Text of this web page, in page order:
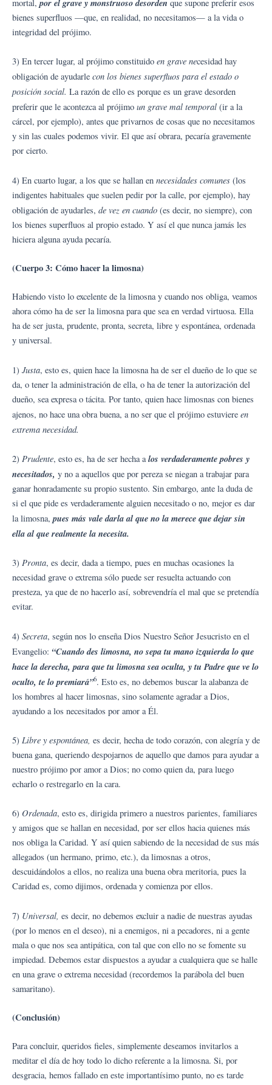
mortal,por el grave y monstruoso desorden que supone preferir esos
bienes superfluos —que, en realidad, no necesitamos— a la vida o
integridad del prójimo.
3) En tercer lugar, al prójimo constituido en grave necesidad hay
obligación de ayudarle con los bienes superfluos para el estado o
posición social. La razón de ello es porque es un grave desorden
preferir que le acontezca al prójimo un grave mal temporal (ir a la
cárcel, por ejemplo), antes que privarnos de cosas que no necesitamos
y sin las cuales podemos vivir. El que así obrara, pecaría gravemente
por cierto.
4) En cuarto lugar, a los que se hallan en necesidades comunes (los
indigentes habituales que suelen pedir por la calle, por ejemplo), hay
obligación de ayudarles, de vez en cuando (es decir, no siempre), con
los bienes superfluos al propio estado. Y así el que nunca jamás les
hiciera alguna ayuda pecaría.
(Cuerpo 3: Cómo hacer la limosna)
Habiendo visto lo excelente de la limosna y cuando nos obliga, veamos
ahora cómo ha de ser la limosna para que sea en verdad virtuosa. Ella
ha de ser justa, prudente, pronta, secreta, libre y espontánea, ordenada
y universal.
1) Justa, esto es, quien hace la limosna ha de ser el dueño de lo que se
da, o tener la administración de ella, o ha de tener la autorización del
dueño, sea expresa o tácita. Por tanto, quien hace limosnas con bienes
ajenos, no hace una obra buena, a no ser que el prójimo estuviere en
extrema necesidad.
2) Prudente, esto es, ha de ser hecha alos verdaderamente pobres y
necesitados, y no a aquellos que por pereza se niegan a trabajar para
ganar honradamente su propio sustento. Sin embargo, ante la duda de
si el que pide es verdaderamente alguien necesitado o no, mejor es dar
la limosna,pues más vale darla al que no la merece que dejar sin
ella al que realmente la necesita.
3) Pronta, es decir, dada a tiempo, pues en muchas ocasiones la
necesidad grave o extrema sólo puede ser resuelta actuando con
presteza, ya que de no hacerlo así, sobrevendría el mal que se pretendía
evitar.
4) Secreta, según nos lo enseña Dios Nuestro Señor Jesucristo en el
Evangelio: “Cuando des limosna, no sepa tu mano izquierda lo que
hace la derecha, para que tu limosna sea oculta, y tu Padre que ve lo
oculto, te lo premiará”6. Esto es, no debemos buscar la alabanza de
los hombres al hacer limosnas, sino solamente agradar a Dios,
ayudando a los necesitados por amor a Él.
5) Libre y espontánea, es decir, hecha de todo corazón, con alegría y de
buena gana, queriendo despojarnos de aquello que damos para ayudar a
nuestro prójimo por amor a Dios; no como quien da, para luego
echarlo o restregarlo en la cara.
6) Ordenada, esto es, dirigida primero a nuestros parientes, familiares
y amigos que se hallan en necesidad, por ser ellos hacia quienes más
nos obliga la Caridad. Y así quien sabiendo de la necesidad de sus más
allegados (un hermano, primo, etc.), da limosnas a otros,
descuidándolos a ellos, no realiza una buena obra meritoria, pues la
Caridad es, como dijimos, ordenada y comienza por ellos.
7) Universal, es decir, no debemos excluir a nadie de nuestras ayudas
(por lo menos en el deseo), ni a enemigos, ni a pecadores, ni a gente
mala o que nos sea antipática, con tal que con ello no se fomente su
impiedad. Debemos estar dispuestos a ayudar a cualquiera que se halle
en una grave o extrema necesidad (recordemos la parábola del buen
samaritano).
(Conclusión)
Para concluir, queridos fieles, simplemente deseamos invitarlos a
meditar el día de hoy todo lo dicho referente a la limosna. Si, por
desgracia, hemos fallado en este importantísimo punto, no es tarde